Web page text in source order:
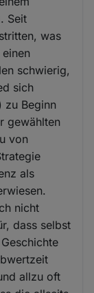
Seit
was
schwierig,
sich
zu Beginn
gewählten
von
als
nicht
dass selbst
allzu oft